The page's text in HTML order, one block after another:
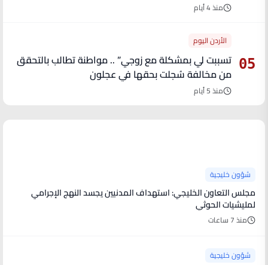
منذ 4 أيام
05
الأردن اليوم
تسببت لي بمشكلة مع زوجي” .. مواطنة تطالب بالتحقق
من مخالفة سُجلت بحقها في عجلون
منذ 5 أيام
شؤون خليجية
مجلس التعاون الخليجي: استهداف المدنيين يجسد النهج الإجرامي
لمليشيات الحوثي
منذ 7 ساعات
شؤون خليجية